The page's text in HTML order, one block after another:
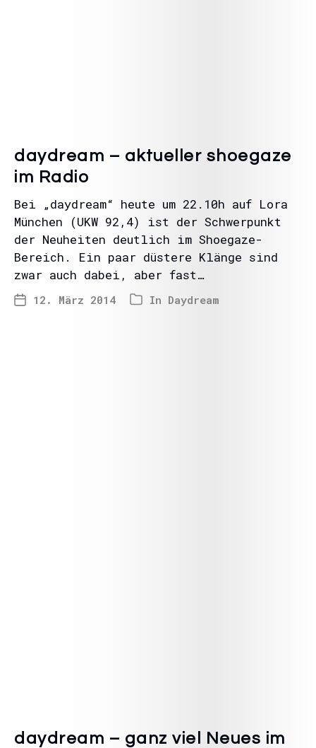
daydream – aktueller shoegaze
im Radio
Bei „daydream“ heute um 22.10h auf Lora
München (UKW 92,4) ist der Schwerpunkt
der Neuheiten deutlich im Shoegaze-
Bereich. Ein paar düstere Klänge sind
zwar auch dabei, aber fast…
12. März 2014 In Daydream
daydream – ganz viel Neues im